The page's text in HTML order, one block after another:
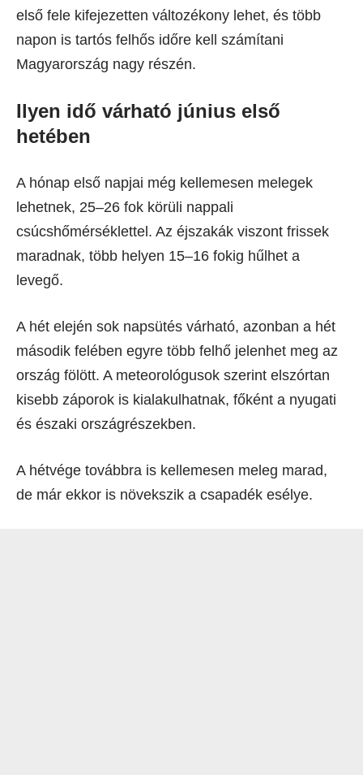
első fele kifejezetten változékony lehet, és több
napon is tartós felhős időre kell számítani
Magyarország nagy részén.
Ilyen idő várható június első
hetében
A hónap első napjai még kellemesen melegek
lehetnek, 25–26 fok körüli nappali
csúcshőmérséklettel. Az éjszakák viszont frissek
maradnak, több helyen 15–16 fokig hűlhet a
levegő.
A hét elején sok napsütés várható, azonban a hét
második felében egyre több felhő jelenhet meg az
ország fölött. A meteorológusok szerint elszórtan
kisebb záporok is kialakulhatnak, főként a nyugati
és északi országrészekben.
A hétvége továbbra is kellemesen meleg marad,
de már ekkor is növekszik a csapadék esélye.